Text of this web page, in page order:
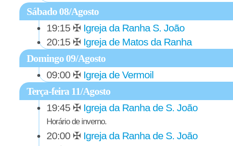
Sábado 08/Agosto
19:15 ✠ Igreja da Ranha S. João
20:15 ✠ Igreja de Matos da Ranha
Domingo 09/Agosto
09:00 ✠ Igreja de Vermoil
Terça-feira 11/Agosto
19:45 ✠ Igreja da Ranha de S. João
Horário de inverno.
20:00 ✠ Igreja da Ranha de S. João